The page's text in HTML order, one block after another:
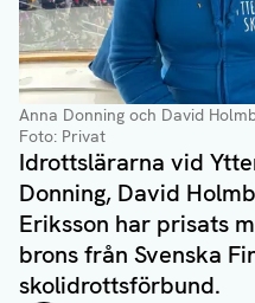
Anna Donning och David
Foto: Privat
Idrottslärarna vid
Donning, David
Eriksson har prisats
brons från Svenska
skolidrottsförbund.